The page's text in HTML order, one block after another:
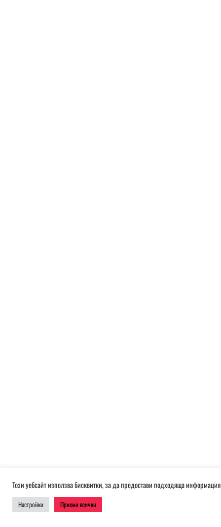
Този уебсайт използва бисквитки, за да предостави подходяща
Настройки Приеми всички